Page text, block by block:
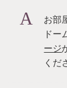
お部
ドー
ージ
くだ